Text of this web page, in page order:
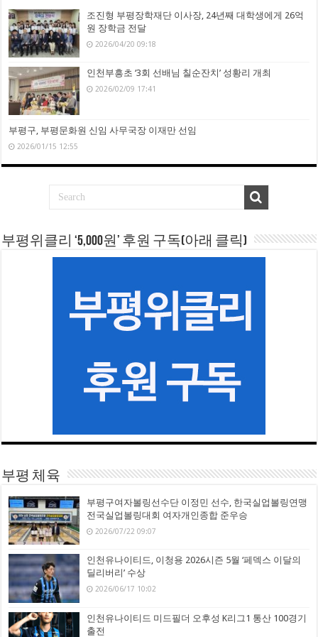
조진형 부평장학재단 이사장, 24년째 대학생에게 26억
원 장학금 전달
2026/04/20 09:18
인천부흥초 ‘3회 선배님 칠순잔치’ 성황리 개최
2026/02/09 17:41
부평구, 부평문화원 신임 사무국장 이재만 선임
2026/01/15 12:55
부평위클리 ‘5,000원’ 후원 구독(아래 클릭)
부평 체육
부평구여자볼링선수단 이정민 선수, 한국실업볼링연맹
전국실업볼링대회 여자개인종합 준우승
2026/07/22 09:07
인천유나이티드, 이청용 2026시즌 5월 ‘페덱스 이달의
딜리버리’ 수상
2026/06/17 10:02
인천유나이티드 미드필더 오후성 K리그1 통산 100경기
출전